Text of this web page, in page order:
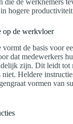
die de werknemers
hogere
op de werkvloer
de basis voor
dat medewerkers
zijn. Dit leidt tot
niet. Heldere
vormen van